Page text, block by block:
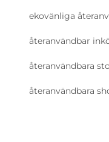
ekovänliga
återanvändbar
återanvändbara
återanvändbara